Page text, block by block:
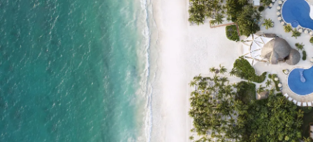
Connexion par adresse électronique uniquement
Vous n'êtes pas encore inscrit ?
Créer un compte